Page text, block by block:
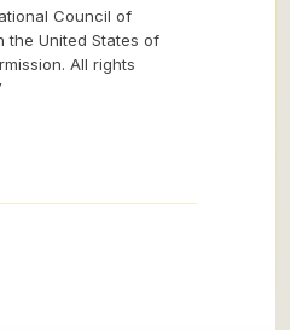
Council of
the United States of
All rights